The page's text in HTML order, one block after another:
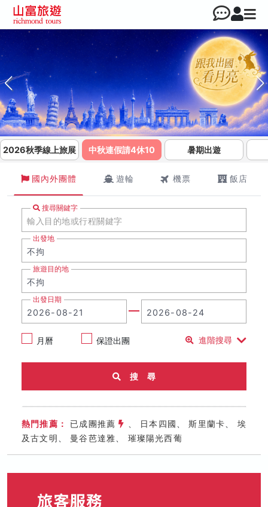
2026秋季線上旅展 中秋連假請4休10 暑期出遊
國內外團體 遊輪 機票 飯店
搜尋關鍵字
出發地
旅遊目的地
出發日期
月曆 保證出團 進階搜尋
搜 尋
熱門推薦： 已成團推薦 日本四國 、斯里蘭卡
埃
及古文明
曼谷芭達雅 璀璨陽光西葡